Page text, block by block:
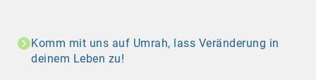
Komm mit uns auf Umrah, lass Veränderung in
deinem Leben zu!